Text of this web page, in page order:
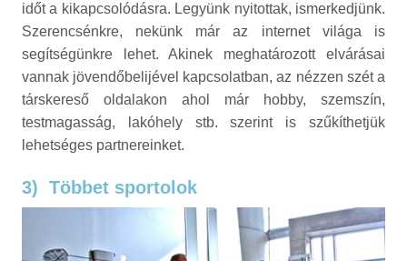
időt a kikapcsolódásra. Legyünk nyitottak, ismerkedjünk.
Szerencsénkre, nekünk már az internet világa is
segítségünkre lehet. Akinek meghatározott elvárásai
vannak jövendőbelijével kapcsolatban, az nézzen szét a
társkereső oldalakon ahol már hobby, szemszín,
testmagasság, lakóhely stb. szerint is szűkíthetjük
lehetséges partnereinket.
3) Többet sportolok